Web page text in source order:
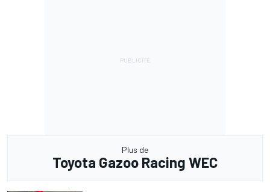
Plus de
Toyota Gazoo Racing WEC